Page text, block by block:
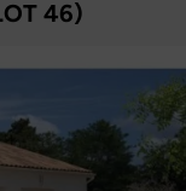
46)